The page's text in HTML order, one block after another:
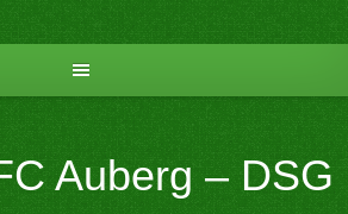
Auberg – DSG